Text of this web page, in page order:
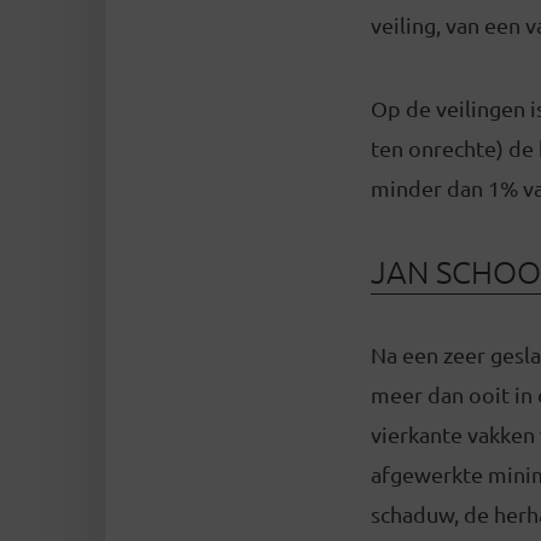
veiling, van een
Op de veilingen
ten onrechte)
minder dan 1%
JAN
Na een zeer
meer dan ooit in
vierkante
afgewerkte
schaduw, de